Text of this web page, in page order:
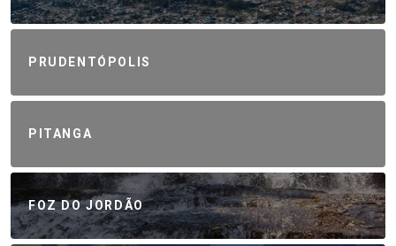
PRUDENTÓPOLIS
PITANGA
FOZ DO JORDÃO